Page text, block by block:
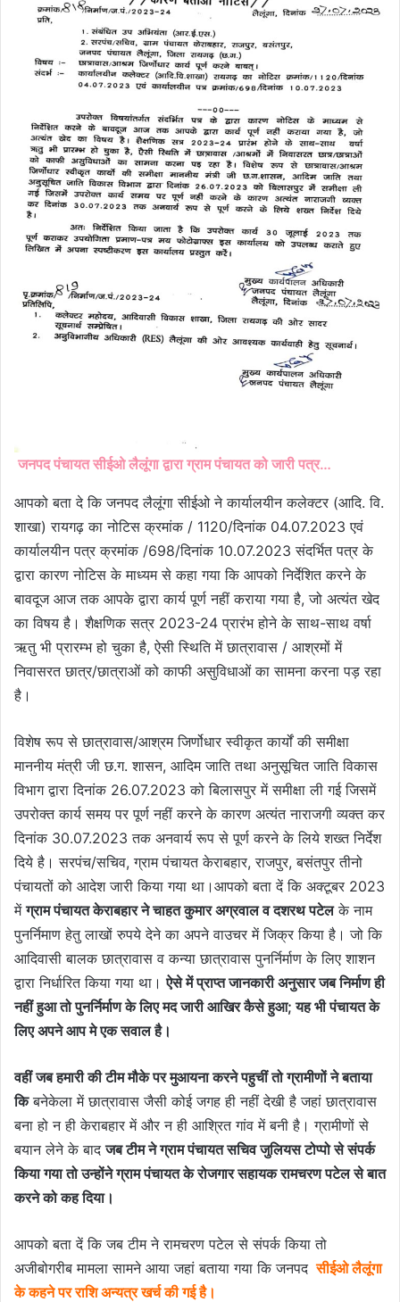
जनपद पंचायत सीईओ लैलूंगा द्वारा ग्राम पंचायत को जारी पत्र…
आपको बता दे कि जनपद लैलूंगा सीईओ ने कार्यालयीन कलेक्टर (आदि. वि.
शाखा) रायगढ़ का नोटिस क्रमांक / 1120/दिनांक 04.07.2023 एवं
कार्यालयीन पत्र क्रमांक /698/दिनांक 10.07.2023 संदर्भित पत्र के
द्वारा कारण नोटिस के माध्यम से कहा गया कि आपको निर्देशित करने के
बावदूज आज तक आपके द्वारा कार्य पूर्ण नहीं कराया गया है, जो अत्यंत खेद
का विषय है। शैक्षणिक सत्र 2023-24 प्रारंभ होने के साथ-साथ वर्षा
ऋतु भी प्रारम्भ हो चुका है, ऐसी स्थिति में छात्रावास / आश्रमों में
निवासरत छात्र/छात्राओं को काफी असुविधाओं का सामना करना पड़ रहा
है।
विशेष रूप से छात्रावास/आश्रम जिर्णोधार स्वीकृत कार्यों की समीक्षा
माननीय मंत्री जी छ.ग. शासन, आदिम जाति तथा अनुसूचित जाति विकास
विभाग द्वारा दिनांक 26.07.2023 को बिलासपुर में समीक्षा ली गई जिसमें
उपरोक्त कार्य समय पर पूर्ण नहीं करने के कारण अत्यंत नाराजगी व्यक्त कर
दिनांक 30.07.2023 तक अनवार्य रूप से पूर्ण करने के लिये शख्त निर्देश
दिये है। सरपंच/सचिव, ग्राम पंचायत केराबहार, राजपुर, बसंतपुर तीनो
पंचायतों को आदेश जारी किया गया था।आपको बता दें कि अक्टूबर 2023
मेंग्राम पंचायत केराबहार ने चाहत कुमार अग्रवाल व दशरथ पटेलके नाम
पुनर्निमाण हेतु लाखों रुपये देने का अपने वाउचर में जिक्र किया है। जो कि
आदिवासी बालक छात्रावास व कन्या छात्रावास पुनर्निर्माण के लिए शाशन
द्वारा निर्धारित किया गया था।ऐसे में प्राप्त जानकारी अनुसार जब निर्माण ही
नहीं हुआ तो पुनर्निर्माण के लिए मद जारी आखिर कैसे हुआ; यह भी पंचायत के
लिए अपने आप मे एक सवाल है।
वहीं जब हमारी की टीम मौके पर मुआयना करने पहुचीं तो ग्रामीणों ने बताया
किबनेकेला में छात्रावास जैसी कोई जगह ही नहीं देखी है जहां छात्रावास
बना हो न ही केराबहार में और न ही आश्रित गांव में बनी है। ग्रामीणों से
बयान लेने के बादजब टीम ने ग्राम पंचायत सचिव जुलियस टोप्पो से संपर्क
किया गया तो उन्होंने ग्राम पंचायत के रोजगार सहायक रामचरण पटेल से बात
करने को कह दिया।
आपको बता दें कि जब टीम ने रामचरण पटेल से संपर्क किया तो
अजीबोगरीब मामला सामने आया जहां बताया गया कि जनपद सीईओ लैलूंगा
के कहने पर राशि अन्यत्र खर्च की गई है।